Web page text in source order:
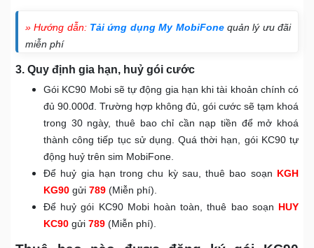
» Hướng dẫn: Tải ứng dụng My MobiFonequản lý ưu đãi
miễn phí
3. Quy định gia hạn, huỷ gói cước
Gói KC90 Mobi sẽ tự động gia hạn khi tài khoản chính có
đủ 90.000đ. Trường hợp không đủ, gói cước sẽ tạm khoá
trong 30 ngày, thuê bao chỉ cần nạp tiền để mở khoá
thành công tiếp tục sử dụng. Quá thời hạn, gói KC90 tự
động huỷ trên sim MobiFone.
Để huỷ gia hạn trong chu kỳ sau, thuê bao soạn KGH
KG90 gửi 789 (Miễn phí).
Để huỷ gói KC90 Mobi hoàn toàn, thuê bao soạn HUY
KC90 gửi 789 (Miễn phí).